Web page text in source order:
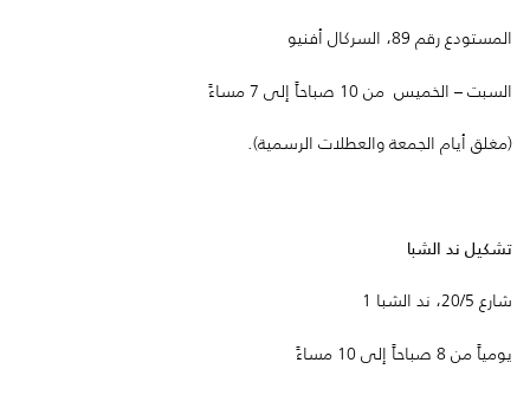
المستودع رقم 89، السركال أفنيو
السبت – الخميس من 10 صباحاً إلى 7 مساءً
(مغلق أيام الجمعة والعطلات الرسمية).
تشكيل ند الشبا
شارع 20/5، ند الشبا 1
يومياً من 8 صباحاً إلى 10 مساءً